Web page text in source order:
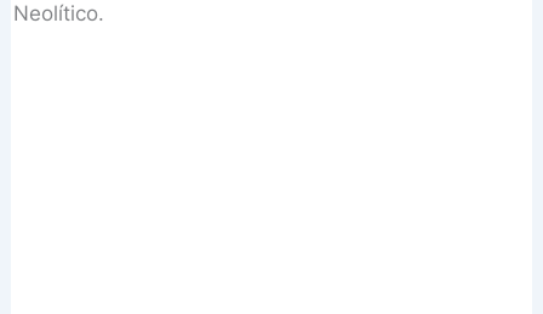
Neolítico.